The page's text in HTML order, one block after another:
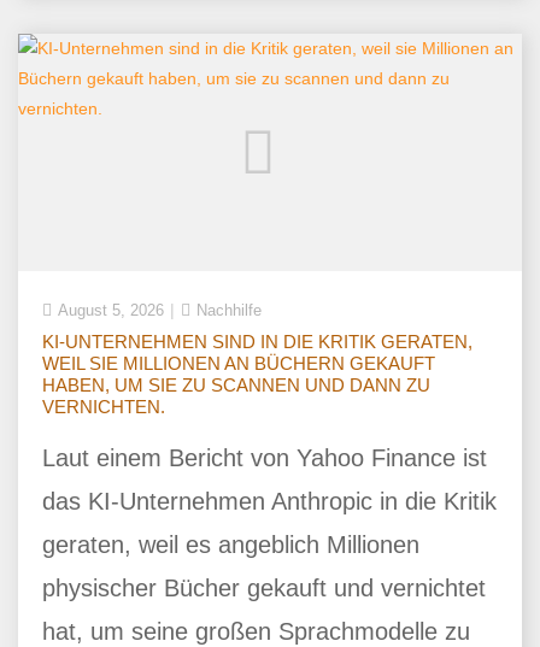
August 5, 2026 Nachhilfe
KI-UNTERNEHMEN SIND IN DIE KRITIK GERATEN,
WEIL SIE MILLIONEN AN BÜCHERN GEKAUFT
HABEN, UM SIE ZU SCANNEN UND DANN ZU
VERNICHTEN.
Laut einem Bericht von Yahoo Finance ist
das KI-Unternehmen Anthropic in die Kritik
geraten, weil es angeblich Millionen
physischer Bücher gekauft und vernichtet
hat, um seine großen Sprachmodelle zu